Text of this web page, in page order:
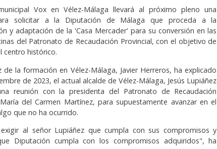
Vox en Vélez-Málaga llevará al próximo pleno una
solicitar a la Diputación de Málaga que proceda a la
y adaptación de la 'Casa Mercader' para su conversión en las
del Patronato de Recaudación Provincial, con el objetivo de
centro histórico.
de la formación en Vélez-Málaga, Javier Herreros, ha explicado
de 2023, el actual alcalde de Vélez-Málaga, Jesús Lupiáñez
reunión con la presidenta del Patronato de Recaudación
del Carmen Martínez, para supuestamente avanzar en el
que no ha ocurrido.
al señor Lupiáñez que cumpla con sus compromisos y
Diputación cumpla con los compromisos adquiridos", ha